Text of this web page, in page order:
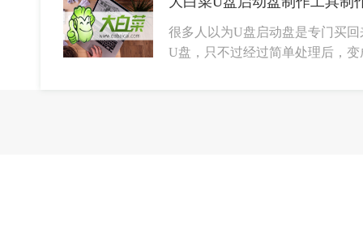
很多人以为U盘启动盘是专门买
U盘，只不过经过简单处理后，